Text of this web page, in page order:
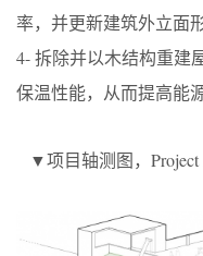
率，并更新建筑外立面形
4- 拆除并以木结构重建
保温性能，从而提高能
▼项目轴测图，